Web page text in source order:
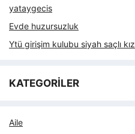
yataygecis
Evde huzursuzluk
Ytü girişim kulubu siyah saçlı kız
KATEGORİLER
Aile